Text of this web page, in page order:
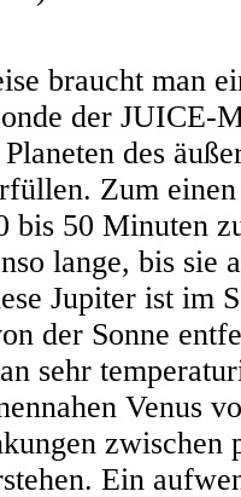
braucht man
der JUICE-
des
Zum
bis 50 Minuten
lange, bis sie
Jupiter ist im
der Sonne
sehr
Venus
zwischen
Ein